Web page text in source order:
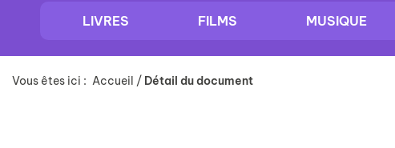
LIVRES FILMS MUSIQUE
Vous êtes ici : Accueil / Détail du document